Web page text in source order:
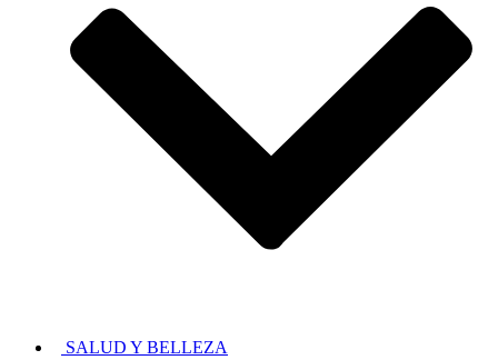
SALUD Y BELLEZA